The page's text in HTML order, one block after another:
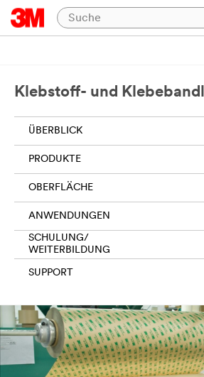
Klebstoff- und
ÜBERBLICK
PRODUKTE
OBERFLÄCHE
ANWENDUNGEN
SCHULUNG/
WEITERBILDUNG
SUPPORT